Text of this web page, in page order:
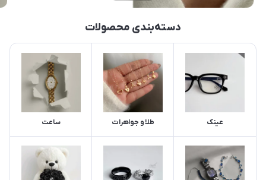
دسته‌بندی محصولات
عینک طلا و جواهرات ساعت